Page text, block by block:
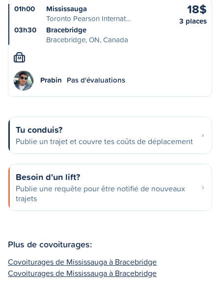
01h00
Mississauga
Toronto Pearson Internat…
03h30
Bracebridge
Bracebridge, ON, Canada
18$
3 places
M
Prabin Pas d'évaluations
Tu conduis?
Publie un trajet et couvre tes coûts de déplacement
Besoin d'un lift?
Publie une requête pour être notifié de nouveaux
trajets
Plus de covoiturages:
Covoiturages de Mississauga à Bracebridge
Covoiturages de Mississauga à Bracebridge